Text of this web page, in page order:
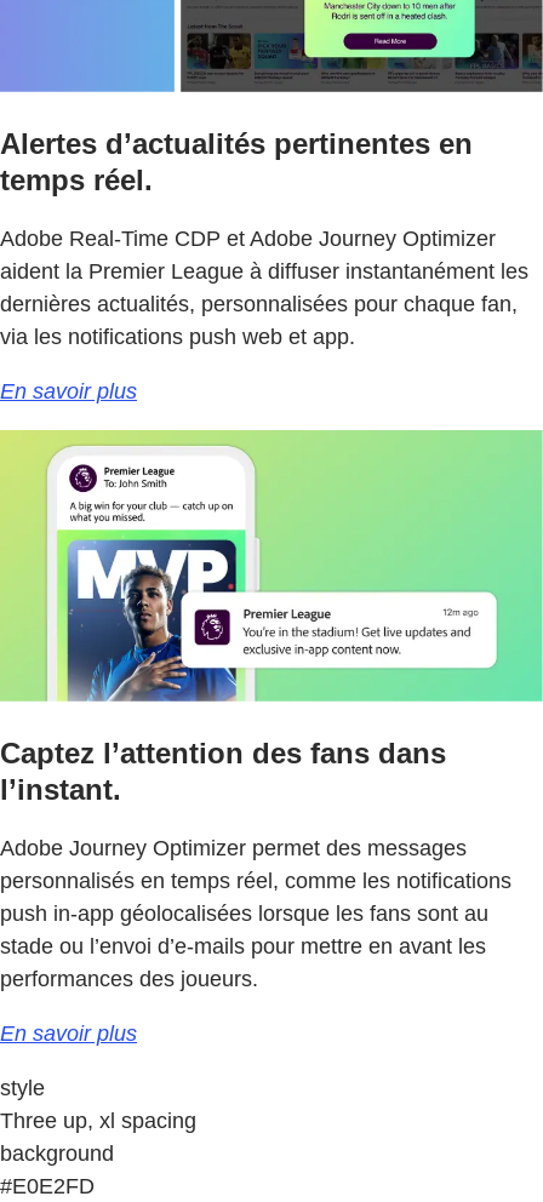
Alertes d’actualités pertinentes en
temps réel.
Adobe Real-Time CDP et Adobe Journey Optimizer
aident la Premier League à diffuser instantanément les
dernières actualités, personnalisées pour chaque fan,
via les notifications push web et app.
En savoir plus
Captez l’attention des fans dans
l’instant.
Adobe Journey Optimizer permet des messages
personnalisés en temps réel, comme les notifications
push in-app géolocalisées lorsque les fans sont au
stade ou l’envoi d’e-mails pour mettre en avant les
performances des joueurs.
En savoir plus
style
Three up, xl spacing
background
#E0E2FD